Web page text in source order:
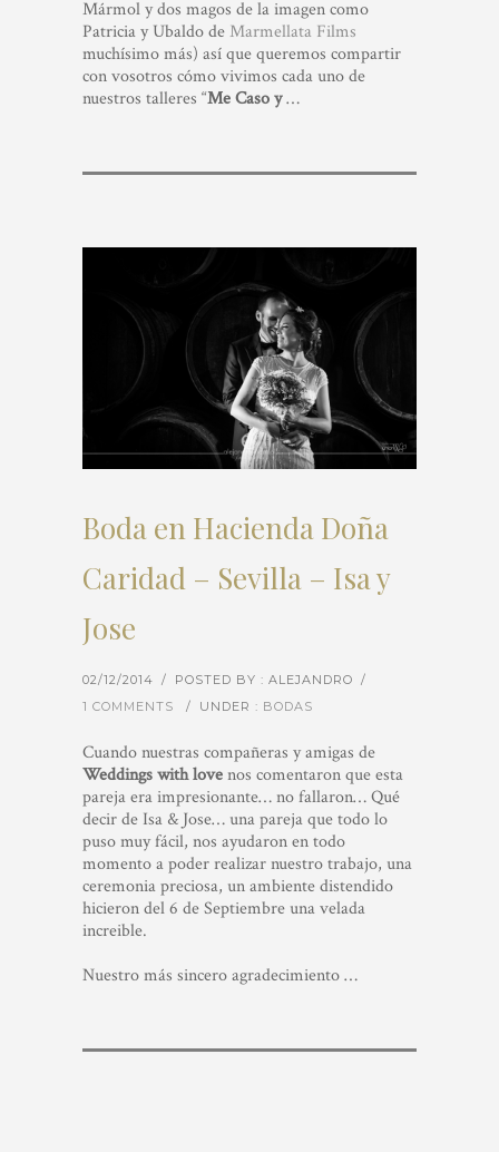
Mármol y dos magos de la imagen como
Patricia y Ubaldo deMarmellata Films
muchísimo más) así que queremos compartir
con vosotros cómo vivimos cada uno de
nuestros talleres “Me Caso y…
Boda en Hacienda Doña
Caridad – Sevilla – Isa y
Jose
02/12/2014 / POSTED BY : ALEJANDRO /
1 COMMENTS
/ UNDER : BODAS
Cuando nuestras compañeras y amigas de
Weddings with lovenos comentaron que esta
pareja era impresionante… no fallaron… Qué
decir de Isa & Jose… una pareja que todo lo
puso muy fácil, nos ayudaron en todo
momento a poder realizar nuestro trabajo, una
ceremonia preciosa, un ambiente distendido
hicieron del 6 de Septiembre una velada
increible.
Nuestro más sincero agradecimiento …